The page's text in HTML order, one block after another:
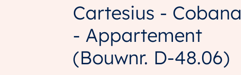
Cartesius - Cobana
- Appartement
(Bouwnr. D-48.06)